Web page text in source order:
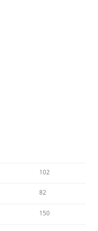
102
82
150